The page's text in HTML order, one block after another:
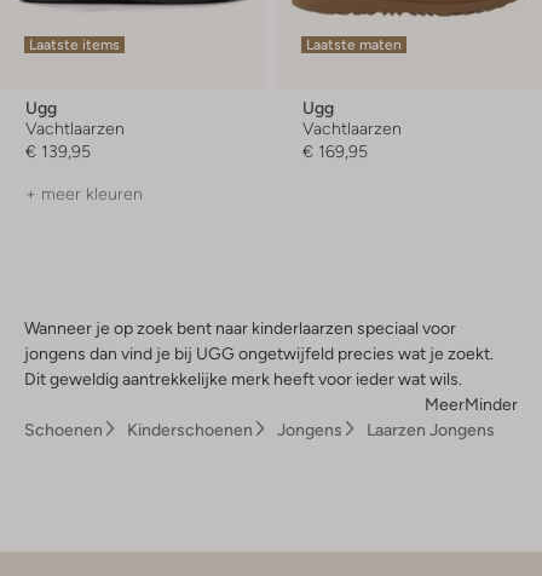
Laatste items
Ugg
Vachtlaarzen
€ 139,95
+ meer kleuren
Laatste maten
Ugg
Vachtlaarzen
€ 169,95
Wanneer je op zoek bent naar kinderlaarzen speciaal voor
jongens dan vind je bij UGG ongetwijfeld precies wat je zoekt.
Dit geweldig aantrekkelijke merk heeft voor ieder wat wils.
MeerMinder
Schoenen
Kinderschoenen Jongens Laarzen Jongens